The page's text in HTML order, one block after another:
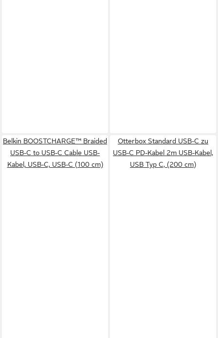
Belkin BOOSTCHARGE™ Braided
USB-C to USB-C Cable USB-
Kabel, USB-C, USB-C (100 cm)
Otterbox Standard USB-C zu
USB-C PD-Kabel 2m USB-Kabel,
USB Typ C, (200 cm)